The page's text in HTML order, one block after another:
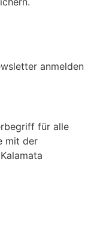
anmelden
für alle
mit der